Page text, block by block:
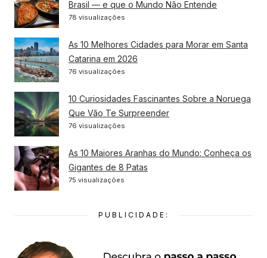
Brasil — e que o Mundo Não Entende
78 visualizações
As 10 Melhores Cidades para Morar em Santa
Catarina em 2026
76 visualizações
10 Curiosidades Fascinantes Sobre a Noruega
Que Vão Te Surpreender
76 visualizações
As 10 Maiores Aranhas do Mundo: Conheça os
Gigantes de 8 Patas
75 visualizações
PUBLICIDADE: